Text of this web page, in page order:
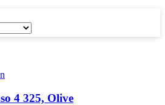
4 325, Olive